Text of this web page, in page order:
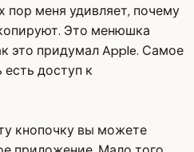
пор меня удивляет, почему
Это менюшка
это придумал Apple. Самое
есть доступ к
кнопочку вы можете